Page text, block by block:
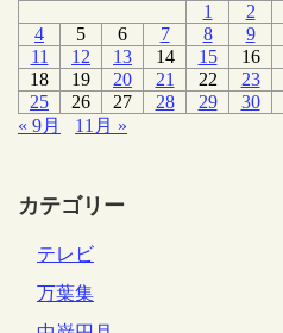
1
2
4
5 6 7 8 9
11
12 13 14 15 16
18
19 20 21 22 23
25
26 27 28 29 30
« 9月
11月 »
カテゴリー
テレビ
万葉集